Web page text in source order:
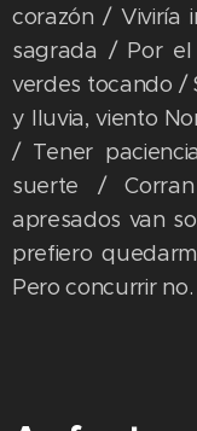
corazón / Viviría
sagrada / Por el
verdes tocando /
y lluvia, viento
/ Tener
suerte /
apresados van
prefiero
Pero concurrir no.